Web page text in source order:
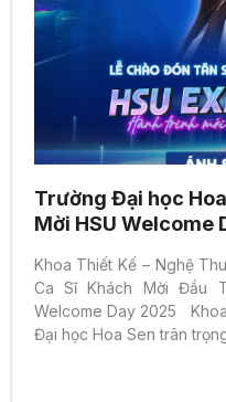
Trường Đại học
Mời HSU Welcome
Khoa Thiết Kế – Nghệ
Ca Sĩ Khách Mời Đầu
Welcome Day 2025
Đại học Hoa Sen trân